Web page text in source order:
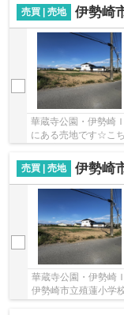
売買 | 売地
伊勢崎
華蔵寺公園・伊勢崎
にある売地です☆こ
売買 | 売地
伊勢崎
華蔵寺公園・伊勢崎
伊勢崎市立殖蓮小学